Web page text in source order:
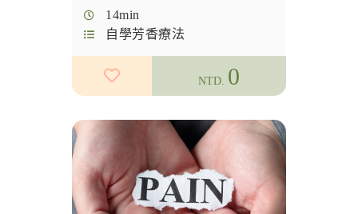
入門芳療
幸福科學
NAHA
14min
自學芳香療法
NTD. 0